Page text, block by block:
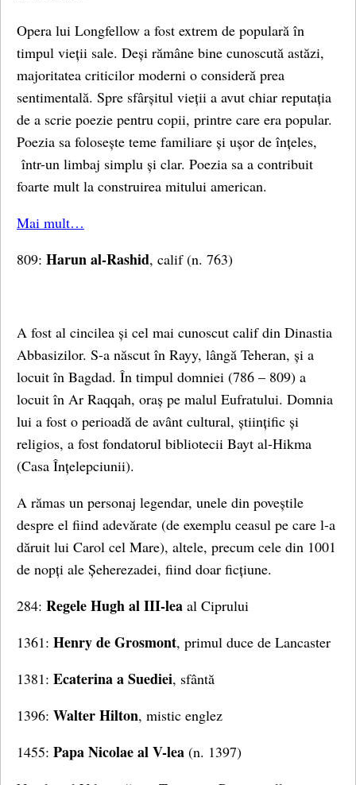
Opera lui Longfellow a fost extrem de populară în
timpul vieții sale. Deși rămâne bine cunoscută astăzi,
majoritatea criticilor moderni o consideră prea
sentimentală. Spre sfârșitul vieții a avut chiar reputația
de a scrie poezie pentru copii, printre care era popular.
Poezia sa folosește teme familiare și ușor de înțeles,
într-un limbaj simplu și clar. Poezia sa a contribuit
foarte mult la construirea mitului american.
Mai mult…
809: Harun al-Rashid, calif (n. 763)
A fost al cincilea și cel mai cunoscut calif din Dinastia
Abbasizilor. S-a născut în Rayy, lângă Teheran, și a
locuit în Bagdad. În timpul domniei (786 – 809) a
locuit în Ar Raqqah, oraș pe malul Eufratului. Domnia
lui a fost o perioadă de avânt cultural, științific și
religios, a fost fondatorul bibliotecii Bayt al-Hikma
(Casa Înțelepciunii).
A rămas un personaj legendar, unele din poveștile
despre el fiind adevărate (de exemplu ceasul pe care l-a
dăruit lui Carol cel Mare), altele, precum cele din 1001
de nopți ale Șeherezadei, fiind doar ficțiune.
284: Regele Hugh al III-lea al Ciprului
1361: Henry de Grosmont, primul duce de Lancaster
1381: Ecaterina a Suediei, sfântă
1396: Walter Hilton, mistic englez
1455: Papa Nicolae al V-lea (n. 1397)